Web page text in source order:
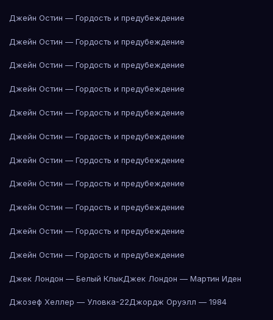
Джейн Остин — Гордость и предубеждение
Джейн Остин — Гордость и предубеждение
Джейн Остин — Гордость и предубеждение
Джейн Остин — Гордость и предубеждение
Джейн Остин — Гордость и предубеждение
Джейн Остин — Гордость и предубеждение
Джейн Остин — Гордость и предубеждение
Джейн Остин — Гордость и предубеждение
Джейн Остин — Гордость и предубеждение
Джейн Остин — Гордость и предубеждение
Джейн Остин — Гордость и предубеждение
Джек Лондон — Белый КлыкДжек Лондон — Мартин Иден
Джозеф Хеллер — Уловка-22Джордж Оруэлл — 1984